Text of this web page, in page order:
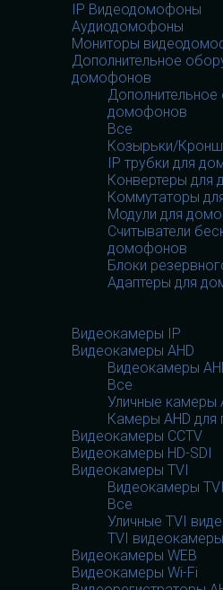
IP Видеодомофоны
Аудиодомофоны
Мониторы
Дополнительное
домофонов
домофонов
Все
Козырьки/
IP трубки для
Конвертеры для
Коммутаторы
Модули для
Считыватели
домофонов
Блоки
Адаптеры для
Видеокамеры IP
Видеокамеры AHD
Видеокамеры
Все
Уличные камеры
Камеры AHD для
Видеокамеры CCTV
Видеокамеры HD-SDI
Видеокамеры TVI
Видеокамеры TVI
Все
Уличные TVI
TVI
Видеокамеры WEB
Видеокамеры Wi-Fi